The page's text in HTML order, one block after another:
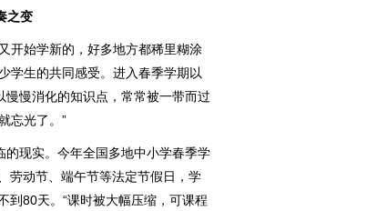
之变
始学新的，好多地方都稀里糊涂
学生的共同感受。进入春季学期以
慢消化的知识点，常常被一带而过
忘光了。”
现实。今年全国多地中小学春季学
劳动节、端午节等法定节假日，学
到80天。“课时被大幅压缩，可课程